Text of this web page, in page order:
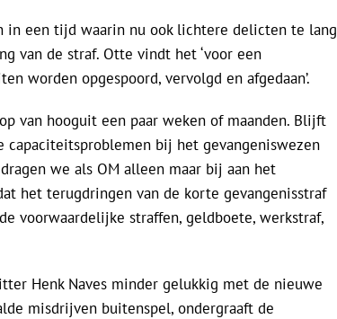
in een tijd waarin nu ook lichtere delicten te lang
van de straf. Otte vindt het ‘voor een
worden opgespoord, vervolgd en afgedaan’.
van hooguit een paar weken of maanden. Blijft
capaciteitsproblemen bij het gevangeniswezen
we als OM alleen maar bij aan het
het terugdringen van de korte gevangenisstraf
voorwaardelijke straffen, geldboete, werkstraf,
Henk Naves minder gelukkig met de nieuwe
misdrijven buitenspel, ondergraaft de